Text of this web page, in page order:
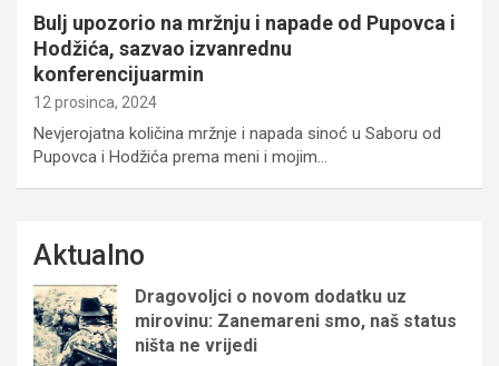
Bulj upozorio na mržnju i napade od Pupovca i
Hodžića, sazvao izvanrednu
konferencijuarmin
12 prosinca, 2024
Nevjerojatna količina mržnje i napada sinoć u Saboru od
Pupovca i Hodžića prema meni i mojim…
Aktualno
Dragovoljci o novom dodatku uz
mirovinu: Zanemareni smo, naš status
ništa ne vrijedi